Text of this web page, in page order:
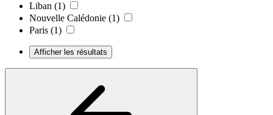
Liban (1)
Nouvelle Calédonie (1)
Paris (1)
Afficher les résultats